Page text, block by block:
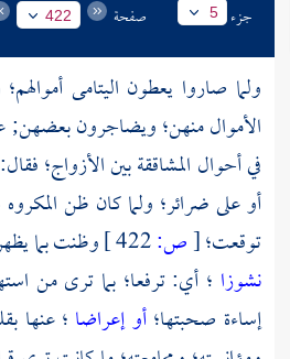
جزء 5 صفحة 422
ولما صاروا يعطون اليتامى
الأموال منهن؛ ويضاجرون بعضهن;
في أحوال المشاققة بين الأزواج؛ فقال:
أو على ضرائر؛ ولما كان ظن المكروه
توقعت؛[ص: وظنت بما
نشوزا ؛ أي: ترفعا؛ بما ترى من
إساءة صحبتها؛أو إعراضا ؛ عنها